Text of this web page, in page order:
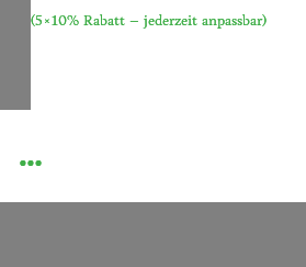
(5×10% Rabatt – jederzeit anpassbar)
…